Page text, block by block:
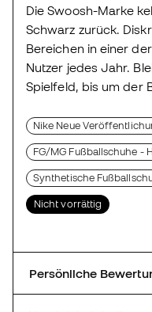
Die Swoosh-Marke
Schwarz zurück.
Bereichen in einer
Nutzer jedes Jahr.
Spielfeld, bis um der
Nike Neue
FG/MG Fußballschuhe -
Synthetische
Nicht vorrättig